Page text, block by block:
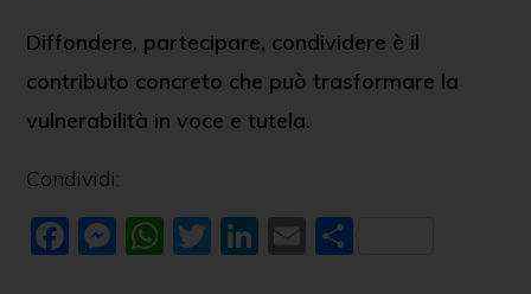
Diffondere, partecipare, condividere è il
contributo concreto che può trasformare la
vulnerabilità in voce e tutela.
Condividi:
F
M
W T
Li
E